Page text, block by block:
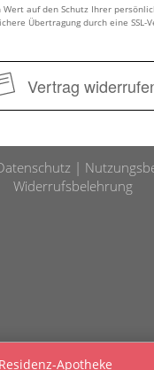
Wert auf den Schutz Ihrer
Übertragung durch eine SSL-
Vertrag
Widerrufsbelehrung
Apotheke